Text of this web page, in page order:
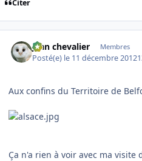
Citer
jean chevalier Membres
Posté(e) le 11 décembre 2012
Aux confins du Territoire de
Ça n'a rien à voir avec ma visite